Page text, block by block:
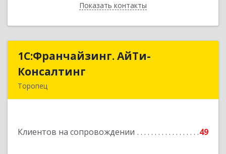
Показать контакты
Назад
1С:Франчайзинг. АйТи-
Консалтинг
Торопец
Клиентов на сопровождении 49
1С:Франчайзинг. АйТи-
Подробнее